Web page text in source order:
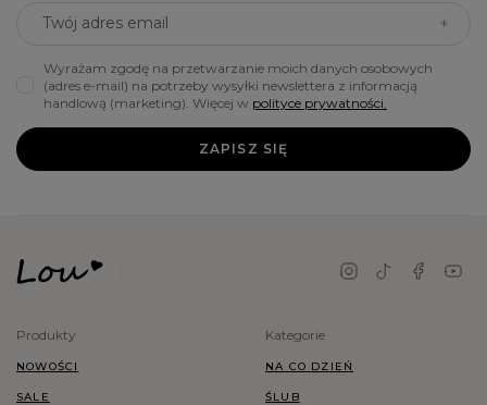
Twój adres email
Wyrażam zgodę na przetwarzanie moich danych osobowych
(adres e-mail) na potrzeby wysyłki newslettera z informacją
handlową (marketing). Więcej w polityce prywatności.
ZAPISZ SIĘ
Produkty
NOWOŚCI
SALE
Kategorie
NA CO DZIEŃ
ŚLUB